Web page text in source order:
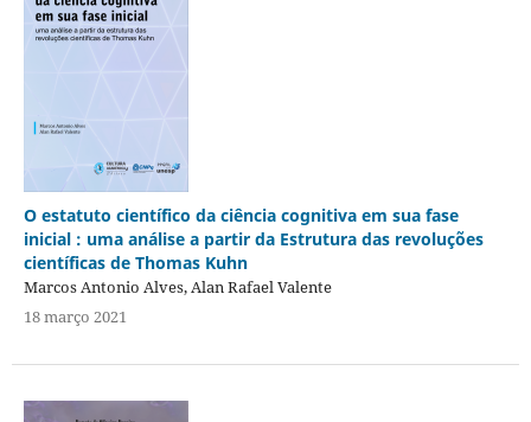
O estatuto científico da ciência cognitiva em sua fase
inicial : uma análise a partir da Estrutura das revoluções
científicas de Thomas Kuhn
Marcos Antonio Alves, Alan Rafael Valente
18 março 2021